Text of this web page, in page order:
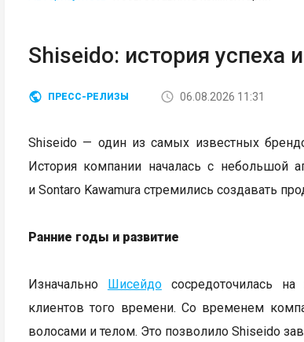
Shiseido: история успеха
ПРЕСС-РЕЛИЗЫ 06.08.2026 11:31
Shiseido — один из самых известных
История компании началась с небольшой
и Sontaro Kawamura стремились создавать
Ранние годы и развитие
Изначально Шисейдососредоточилась на
клиентов того времени. Со временем
волосами и телом. Это позволило Shiseido